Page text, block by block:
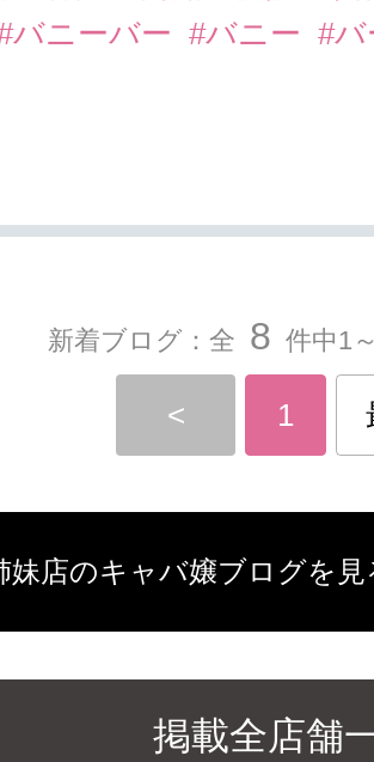
バニーバー #バニー #
新着ブログ：全 8 件中1
< 1
妹店のキャバ嬢ブログを見
掲載全店舗